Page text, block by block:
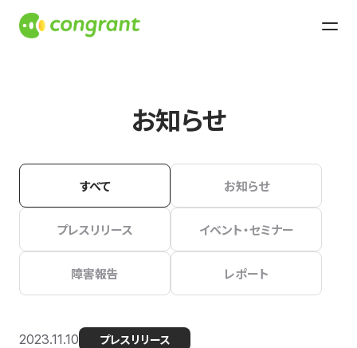
お知らせ
すべて お知らせ
プレスリリース イベント・セミナー
障害報告 レポート
2023.11.10 プレスリリース